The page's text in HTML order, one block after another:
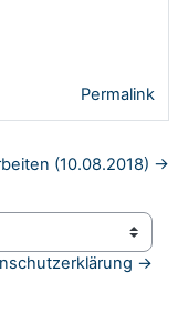
Permalink
(10.08.2018) →
→